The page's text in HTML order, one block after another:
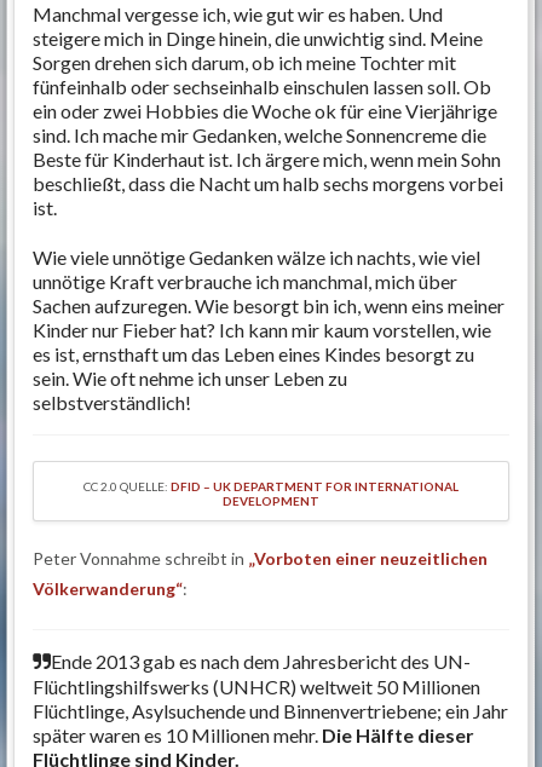
Manchmal vergesse ich, wie gut wir es haben. Und
steigere mich in Dinge hinein, die unwichtig sind. Meine
Sorgen drehen sich darum, ob ich meine Tochter mit
fünfeinhalb oder sechseinhalb einschulen lassen soll. Ob
ein oder zwei Hobbies die Woche ok für eine Vierjährige
sind. Ich mache mir Gedanken, welche Sonnencreme die
Beste für Kinderhaut ist. Ich ärgere mich, wenn mein Sohn
beschließt, dass die Nacht um halb sechs morgens vorbei
ist.
Wie viele unnötige Gedanken wälze ich nachts, wie viel
unnötige Kraft verbrauche ich manchmal, mich über
Sachen aufzuregen. Wie besorgt bin ich, wenn eins meiner
Kinder nur Fieber hat? Ich kann mir kaum vorstellen, wie
es ist, ernsthaft um das Leben eines Kindes besorgt zu
sein. Wie oft nehme ich unser Leben zu
selbstverständlich!
CC 2.0 QUELLE: DFID – UK DEPARTMENT FOR INTERNATIONAL
DEVELOPMENT
Peter Vonnahme schreibt in „Vorboten einer neuzeitlichen
Völkerwanderung“:
Ende 2013 gab es nach dem Jahresbericht des UN-
Flüchtlingshilfswerks (UNHCR) weltweit 50 Millionen
Flüchtlinge, Asylsuchende und Binnenvertriebene; ein Jahr
später waren es 10 Millionen mehr. Die Hälfte dieser
Flüchtlinge sind Kinder.